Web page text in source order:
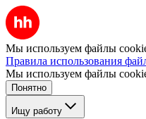
Мы используем файлы
Правила использования
Мы используем файлы
Понятно
Ищу работу